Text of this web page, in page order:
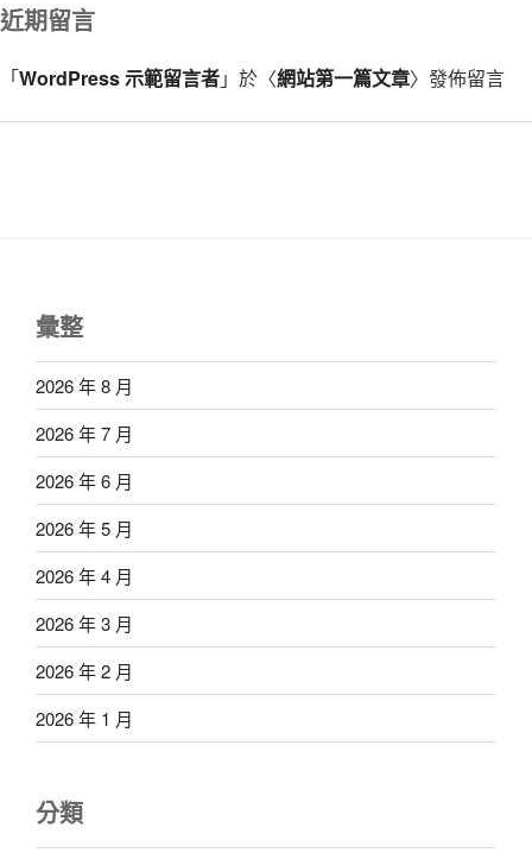
近期留言
「WordPress 示範留言者」於〈網站第一篇文章〉發佈留言
彙整
2026 年 8 月
2026 年 7 月
2026 年 6 月
2026 年 5 月
2026 年 4 月
2026 年 3 月
2026 年 2 月
2026 年 1 月
分類